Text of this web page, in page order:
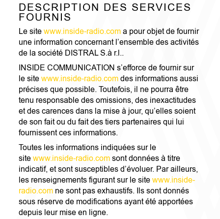
DESCRIPTION DES SERVICES
FOURNIS
Le sitewww.inside-radio.coma pour objet de fournir
une information concernant l’ensemble des activités
de la société DISTRAL S.à r.l..
INSIDE COMMUNICATION s’efforce de fournir sur
le sitewww.inside-radio.comdes informations aussi
précises que possible. Toutefois, il ne pourra être
tenu responsable des omissions, des inexactitudes
et des carences dans la mise à jour, qu’elles soient
de son fait ou du fait des tiers partenaires qui lui
fournissent ces informations.
Toutes les informations indiquées sur le
sitewww.inside-radio.comsont données à titre
indicatif, et sont susceptibles d’évoluer. Par ailleurs,
les renseignements figurant sur le sitewww.inside-
radio.com ne sont pas exhaustifs. Ils sont donnés
sous réserve de modifications ayant été apportées
depuis leur mise en ligne.